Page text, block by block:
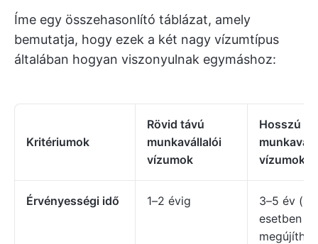
Íme egy összehasonlító táblázat, amely
bemutatja, hogy ezek a két nagy vízumtípus
általában hogyan viszonyulnak egymáshoz:
Kritériumok
Rövid távú
munkavállalói
vízumok
Hosszú
vízumok
Érvényességi idő 1–2 évig
3–5 év
esetben